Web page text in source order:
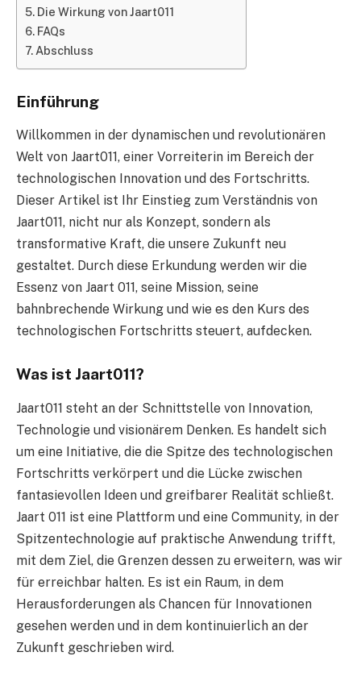
Die Wirkung von Jaart011
FAQs
Abschluss
Einführung
Willkommen in der dynamischen und revolutionären
Welt von Jaart011, einer Vorreiterin im Bereich der
technologischen Innovation und des Fortschritts.
Dieser Artikel ist Ihr Einstieg zum Verständnis von
Jaart011, nicht nur als Konzept, sondern als
transformative Kraft, die unsere Zukunft neu
gestaltet. Durch diese Erkundung werden wir die
Essenz von Jaart 011, seine Mission, seine
bahnbrechende Wirkung und wie es den Kurs des
technologischen Fortschritts steuert, aufdecken.
Was ist Jaart011?
Jaart011 steht an der Schnittstelle von Innovation,
Technologie und visionärem Denken. Es handelt sich
um eine Initiative, die die Spitze des technologischen
Fortschritts verkörpert und die Lücke zwischen
fantasievollen Ideen und greifbarer Realität schließt.
Jaart 011 ist eine Plattform und eine Community, in der
Spitzentechnologie auf praktische Anwendung trifft,
mit dem Ziel, die Grenzen dessen zu erweitern, was wir
für erreichbar halten. Es ist ein Raum, in dem
Herausforderungen als Chancen für Innovationen
gesehen werden und in dem kontinuierlich an der
Zukunft geschrieben wird.